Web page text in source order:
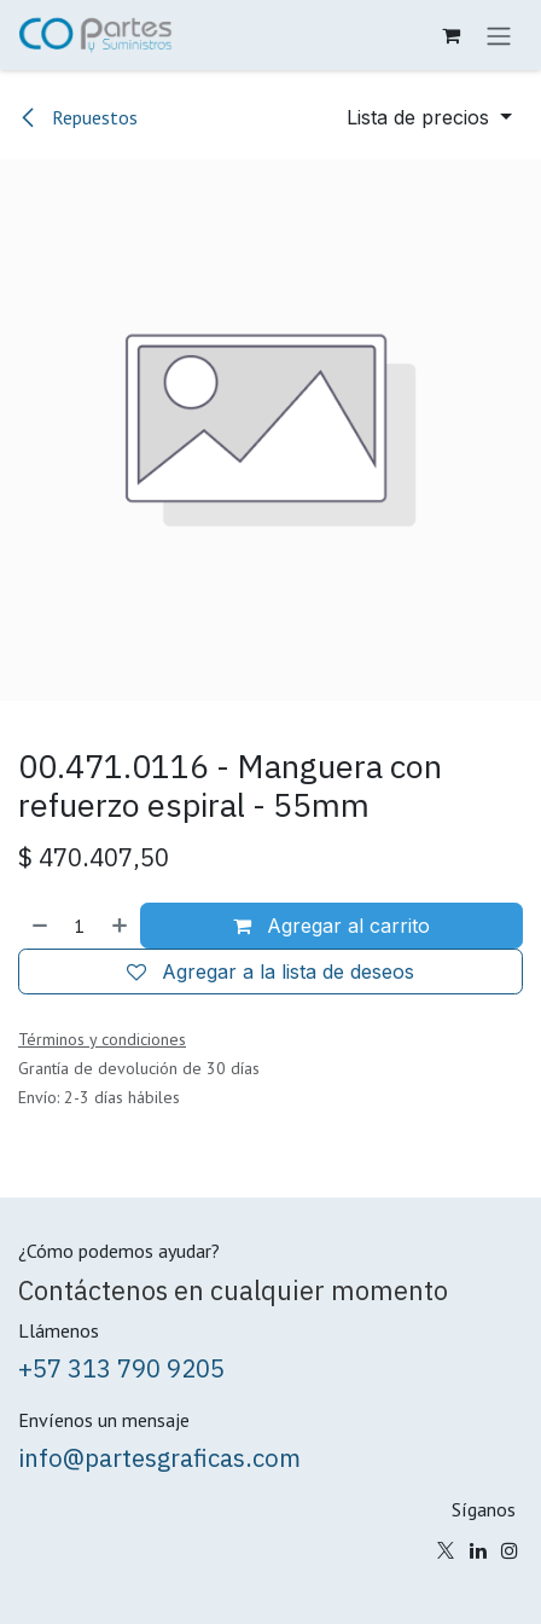
Ir al contenido
Repuestos Lista de precios
00.471.0116 - Manguera con
refuerzo espiral - 55mm
$ 470.407,50
Agregar al carrito
Agregar a la lista de deseos
Términos y condiciones
Grantía de devolución de 30 días
Envío: 2-3 días hábiles
¿Cómo podemos ayudar?
Contáctenos en cualquier momento
Llámenos
+57 313 790 9205
Envíenos un mensaje
info@partesgraficas.com
Síganos